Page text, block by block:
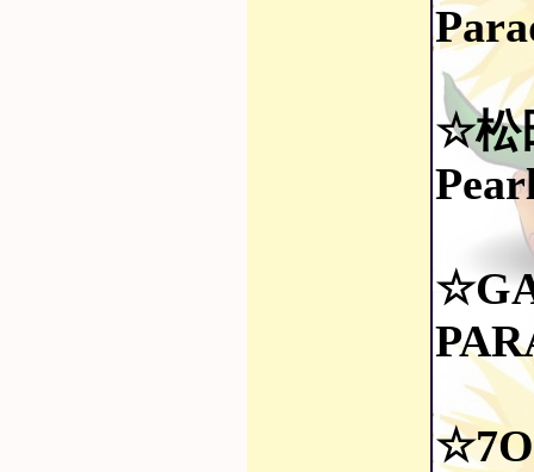
☆松